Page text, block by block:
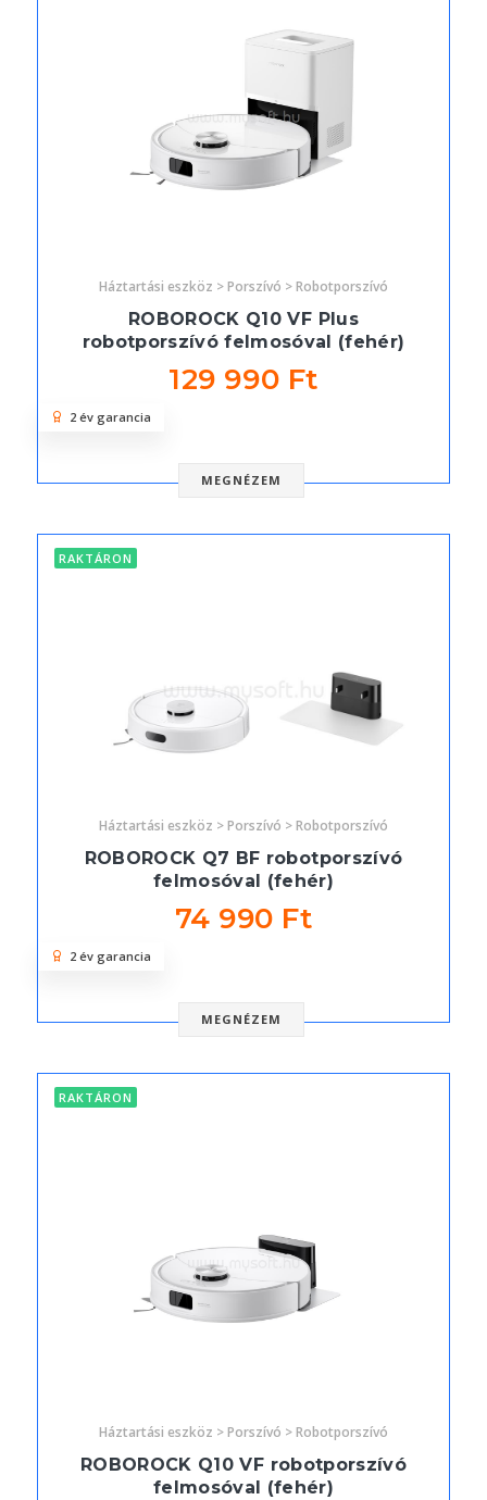
Háztartási eszköz > Porszívó > Robotporszívó
ROBOROCK Q10 VF Plus
robotporszívó felmosóval (fehér)
129 990 Ft
MEGNÉZEM
2 év garancia
RAKTÁRON
Háztartási eszköz > Porszívó > Robotporszívó
ROBOROCK Q7 BF robotporszívó
felmosóval (fehér)
74 990 Ft
MEGNÉZEM
2 év garancia
RAKTÁRON
Háztartási eszköz > Porszívó > Robotporszívó
ROBOROCK Q10 VF robotporszívó
felmosóval (fehér)